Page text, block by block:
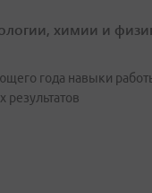
химии и
года навыки
результатов